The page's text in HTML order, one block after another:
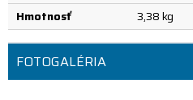
Hmotnosť
3,38 kg
FOTOGALÉRIA